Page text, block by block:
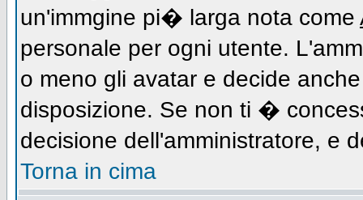
un'immgine pi� larga nota come
personale per ogni utente.
o meno gli avatar e decide
disposizione. Se non ti �
decisione dell'amministratore, e
Torna in cima